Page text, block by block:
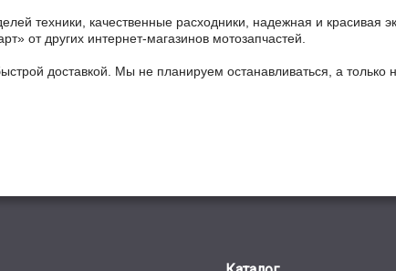
техники, качественные расходники, надежная и красивая
от других интернет-магазинов мотозапчастей.
доставкой. Мы не планируем останавливаться, а только